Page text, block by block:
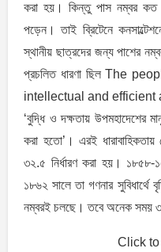
করা হয়। কিন্তু পাস নম্বর কত
পড়েন। তাই ব্রিটেনে
স্থানীয় ছাত্রদের জন্য পাশের
প্রচলিত ধারণা ছিল The
intellectual and efficient
‘বুদ্ধি ও দক্ষতায় উপমহাদেশের
করা হতো’। এরই
৩২.৫ নির্ধারণ করা হয়।
১৮৬২ সালে তা গণনার
নম্বরই চলছে। তবে অনেক সময়
Click